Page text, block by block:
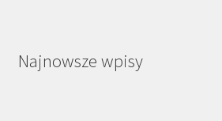
Najnowsze wpisy